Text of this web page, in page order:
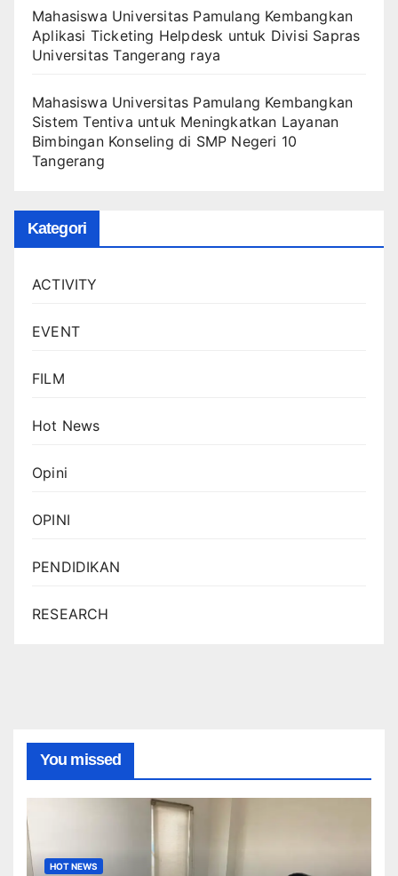
Mahasiswa Universitas Pamulang Kembangkan
Aplikasi Ticketing Helpdesk untuk Divisi Sapras
Universitas Tangerang raya
Mahasiswa Universitas Pamulang Kembangkan
Sistem Tentiva untuk Meningkatkan Layanan
Bimbingan Konseling di SMP Negeri 10
Tangerang
Kategori
ACTIVITY
EVENT
FILM
Hot News
Opini
OPINI
PENDIDIKAN
RESEARCH
You missed
HOT NEWS